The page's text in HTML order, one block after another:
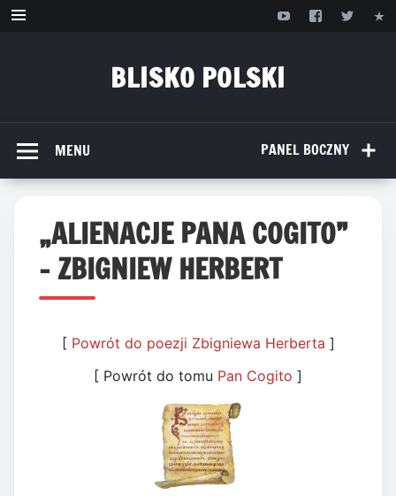
Przejdź
BLISKO POLSKI
PANEL BOCZNY
MENU
„ALIENACJE PANA COGITO”
– ZBIGNIEW HERBERT
[ Powrót do poezji Zbigniewa Herberta ]
[ Powrót do tomu Pan Cogito ]